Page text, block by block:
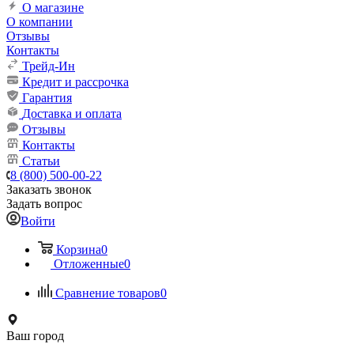
О магазине
О компании
Отзывы
Контакты
Трейд-Ин
Кредит и рассрочка
Гарантия
Доставка и оплата
Отзывы
Контакты
Статьи
8 (800) 500-00-22
Заказать звонок
Задать вопрос
Войти
Корзина0
Отложенные0
Сравнение товаров0
Ваш город